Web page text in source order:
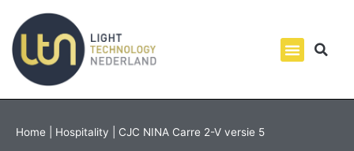
Home Hospitality CJC NINA Carre 2-V versie 5